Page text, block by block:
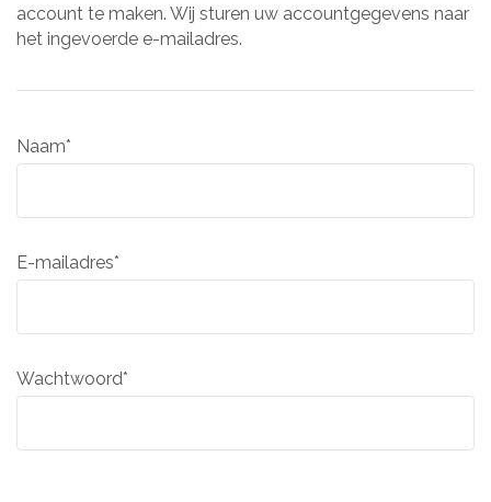
account te maken. Wij sturen uw accountgegevens naar
het ingevoerde e-mailadres.
Naam*
E-mailadres*
Wachtwoord*